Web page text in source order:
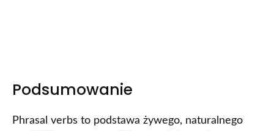
Podsumowanie
Phrasal verbs to podstawa żywego, naturalnego